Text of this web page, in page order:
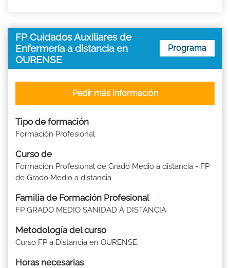
FP Cuidados Auxiliares de
Enfermería a distancia en
OURENSE
Programa
Tipo de formación
Formación Profesional
Curso de
Formación Profesional de Grado Medio a distancia - FP
de Grado Medio a distancia
Familia de Formación Profesional
FP GRADO MEDIO SANIDAD A DISTANCIA
Metodología del curso
Curso FP a Distancia en OURENSE
Horas necesarias
Pedir más Información